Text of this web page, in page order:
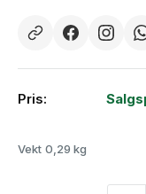
Pris:
Vekt 0,29 kg